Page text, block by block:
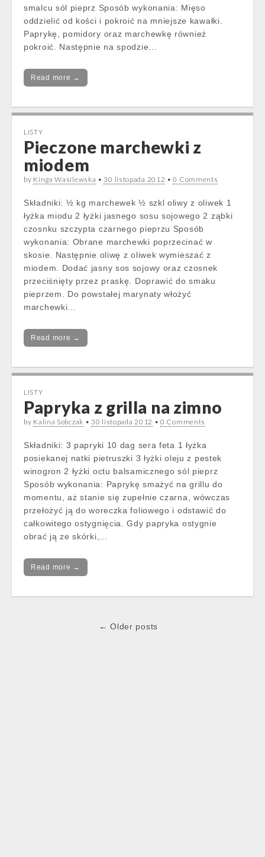
smalcu sól pieprz Sposób wykonania: Mięso
oddzielić od kości i pokroić na mniejsze kawałki.
Paprykę, pomidory oraz marchewkę również
pokroić. Następnie na spodzie…
Read more →
LISTY
Pieczone marchewki z
miodem
by Kinga Wasilewska •30 listopada 2012 •0 Comments
Składniki: ½ kg marchewek ½ szkl oliwy z oliwek 1
łyżka miodu 2 łyżki jasnego sosu sojowego 2 ząbki
czosnku szczypta czarnego pieprzu Sposób
wykonania: Obrane marchewki poprzecinać w
skosie. Następnie oliwę z oliwek wymieszać z
miodem. Dodać jasny sos sojowy oraz czosnek
przeciśnięty przez praskę. Doprawić do smaku
pieprzem. Do powstałej marynaty włożyć
marchewki…
Read more →
LISTY
Papryka z grilla na zimno
by Kalina Sobczak •30 listopada 2012 •0 Comments
Składniki: 3 papryki 10 dag sera feta 1 łyżka
posiekanej natki pietruszki 3 łyżki oleju z pestek
winogron 2 łyżki octu balsamicznego sól pieprz
Sposób wykonania: Paprykę smażyć na grillu do
momentu, aż stanie się zupełnie czarna, wówczas
przełożyć ją do woreczka foliowego i odstawić do
całkowitego ostygnięcia. Gdy papryka ostygnie
obrać ją ze skórki,…
Read more →
← Older posts